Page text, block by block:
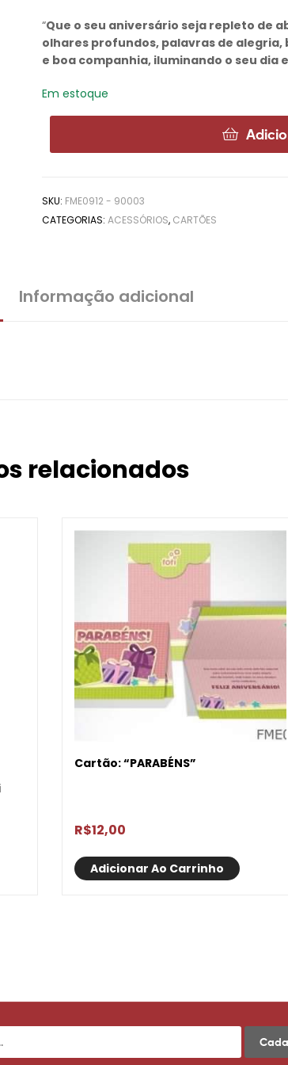
“Que o seu aniversário seja repleto de
olhares profundos, palavras de
e boa companhia, iluminando o seu dia
Em estoque
SKU: FME0912 - 90003
CATEGORIAS:ACESSÓRIOS, CARTÕES
Informação adicional
relacionados
Cartão: “PARABÉNS”
R$12,00
Adicionar Ao Carrinho